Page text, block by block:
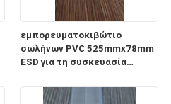
εμπορευματοκιβώτιο
σωλήνων PVC 525mmx78mm
ESD για τη συσκευασία
ηλεκτρικού ρεύματος